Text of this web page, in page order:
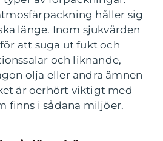
håller sig
länge. Inom sjukvården
att suga ut fukt och
och liknande,
olja eller andra ämnen
är oerhört viktigt med
finns i sådana miljöer.